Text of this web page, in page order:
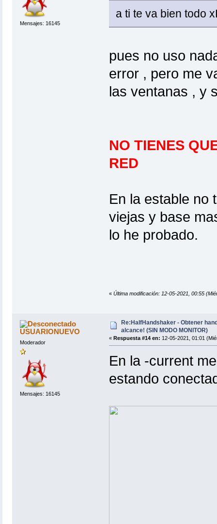
Mensajes: 16145
a ti te va bien todo
pues no uso
error , pero me
las ventanas , y
NO TIENES
RED
En la estable no
viejas y base
lo he probado.
« Última modificación: 12-05-2021, 00:55
USUARIONUEVO
Moderador
Mensajes: 16145
Re:HalfHandshaker - Obtener
alcance! (SIN MODO MONITOR)
« Respuesta #14 en: 12-05-2021, 01:01
En la -current
estando